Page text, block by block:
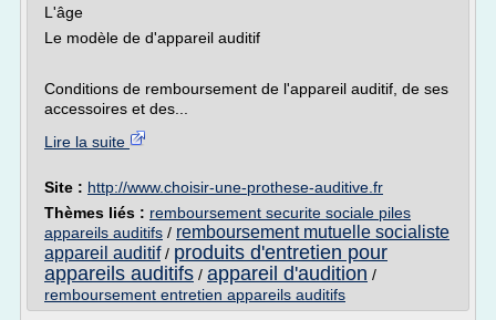
L'âge
Le modèle de d'appareil auditif
Conditions de remboursement de l'appareil auditif, de ses
accessoires et des...
Lire la suite
Site : http://www.choisir-une-prothese-auditive.fr
Thèmes liés : remboursement securite sociale piles
appareils auditifs / remboursement mutuelle socialiste
appareil auditif/ produits d'entretien pour
appareils auditifs / appareil d'audition /
remboursement entretien appareils auditifs